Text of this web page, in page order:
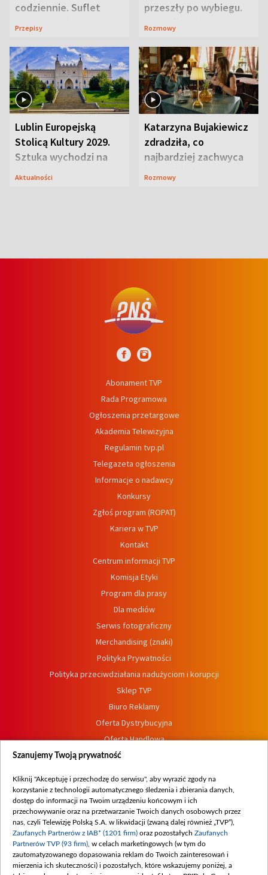
codziennie. Suflet
serowy zachwyca
Przepisy
przeszły po wybiegu.
Te stylizacje
Rozmowy
Lublin Europejską
Stolicą Kultury 2029.
Sztuka wychodzi na
ulice
Aktualności
Katarzyna Bujakiewicz
zdradziła, co
najbardziej zachwyca
ją w Lublinie
Rozmowy
Abonament TVP
Rada Programowa
Ogłoszenia przetargowe
Akademia Telewizyjna
Regulamin tvp.pl
Telegazeta ogłoszenia
Informacje o nadawcy
Konkursy
Zgłoś program (ROPAT)
Kariera w TVP
Kontakt
Centrum informacji TVP
Komisja Etyki
Program dla prasy
Dla mediów
Serwis fotograficzny
Merchandising (znaki)
Polityka Prywatności
Polityka przeciwdziałania nadużyciom i korupcji
Sklep TVP
Biuro Reklamy
Oferta Dystrybucyjna
Oferta Handlowa
Dostępność
Procedura zgłoszeń wewnętrznych
Szanujemy Twoją prywatność
Kliknij "Akceptuję i przechodzę do serwisu", aby wyrazić zgody na
korzystanie z technologii automatycznego śledzenia i zbierania danych,
dostęp do informacji na Twoim urządzeniu końcowym i ich
przechowywanie oraz na przetwarzanie Twoich danych osobowych przez
nas, czyli Telewizję Polską S.A. w likwidacji (zwaną dalej również „TVP”),
Zaufanych Partnerów z IAB* (1201 firm) oraz pozostałych Zaufanych
Partnerów TVP (93 firm) , w celach marketingowych (w tym do
zautomatyzowanego dopasowania reklam do Twoich zainteresowań i
mierzenia ich skuteczności) i pozostałych, które wskazujemy poniżej, a